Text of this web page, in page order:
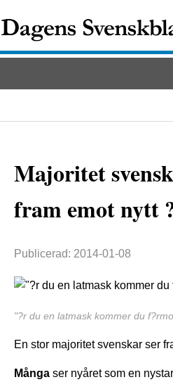
Majoritet
fram emot nytt
Publicerad: 2014-01-08
"?r du en latmask kommer du
En stor majoritet svenskar ser
Många ser nyåret som en